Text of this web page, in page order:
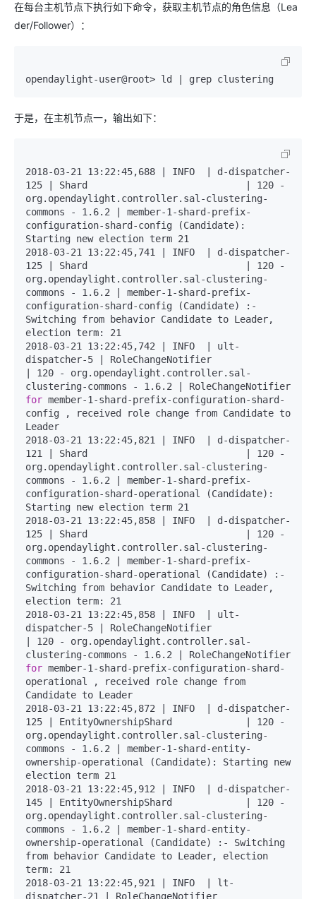
在每台主机节点下执行如下命令，获取主机节点的角色信息（Lea
der/Follower）：
opendaylight-user@root> ld | grep clustering
于是，在主机节点一，输出如下：
2018-03-21 13:22:45,688 | INFO  | d-dispatcher-
125 | Shard                            | 120 -
org.opendaylight.controller.sal-clustering-
commons - 1.6.2 | member-1-shard-prefix-
configuration-shard-config (Candidate):
Starting new election term 21
2018-03-21 13:22:45,741 | INFO  | d-dispatcher-
125 | Shard                            | 120 -
org.opendaylight.controller.sal-clustering-
commons - 1.6.2 | member-1-shard-prefix-
configuration-shard-config (Candidate) :-
Switching from behavior Candidate to Leader,
election term: 21
2018-03-21 13:22:45,742 | INFO  | ult-
dispatcher-5 | RoleChangeNotifier
| 120 - org.opendaylight.controller.sal-
for member-1-shard-prefix-configuration-shard-
config , received role change from Candidate to
Leader
2018-03-21 13:22:45,821 | INFO  | d-dispatcher-
121 | Shard                            | 120 -
org.opendaylight.controller.sal-clustering-
commons - 1.6.2 | member-1-shard-prefix-
configuration-shard-operational (Candidate):
Starting new election term 21
2018-03-21 13:22:45,858 | INFO  | d-dispatcher-
125 | Shard                            | 120 -
org.opendaylight.controller.sal-clustering-
commons - 1.6.2 | member-1-shard-prefix-
configuration-shard-operational (Candidate) :-
Switching from behavior Candidate to Leader,
election term: 21
2018-03-21 13:22:45,858 | INFO  | ult-
dispatcher-5 | RoleChangeNotifier
| 120 - org.opendaylight.controller.sal-
for member-1-shard-prefix-configuration-shard-
operational , received role change from
Candidate to Leader
2018-03-21 13:22:45,872 | INFO  | d-dispatcher-
125 | EntityOwnershipShard             | 120 -
org.opendaylight.controller.sal-clustering-
commons - 1.6.2 | member-1-shard-entity-
ownership-operational (Candidate): Starting new
election term 21
2018-03-21 13:22:45,912 | INFO  | d-dispatcher-
145 | EntityOwnershipShard             | 120 -
org.opendaylight.controller.sal-clustering-
commons - 1.6.2 | member-1-shard-entity-
ownership-operational (Candidate) :- Switching
from behavior Candidate to Leader, election
term: 21
2018-03-21 13:22:45,921 | INFO  | lt-
dispatcher-21 | RoleChangeNotifier